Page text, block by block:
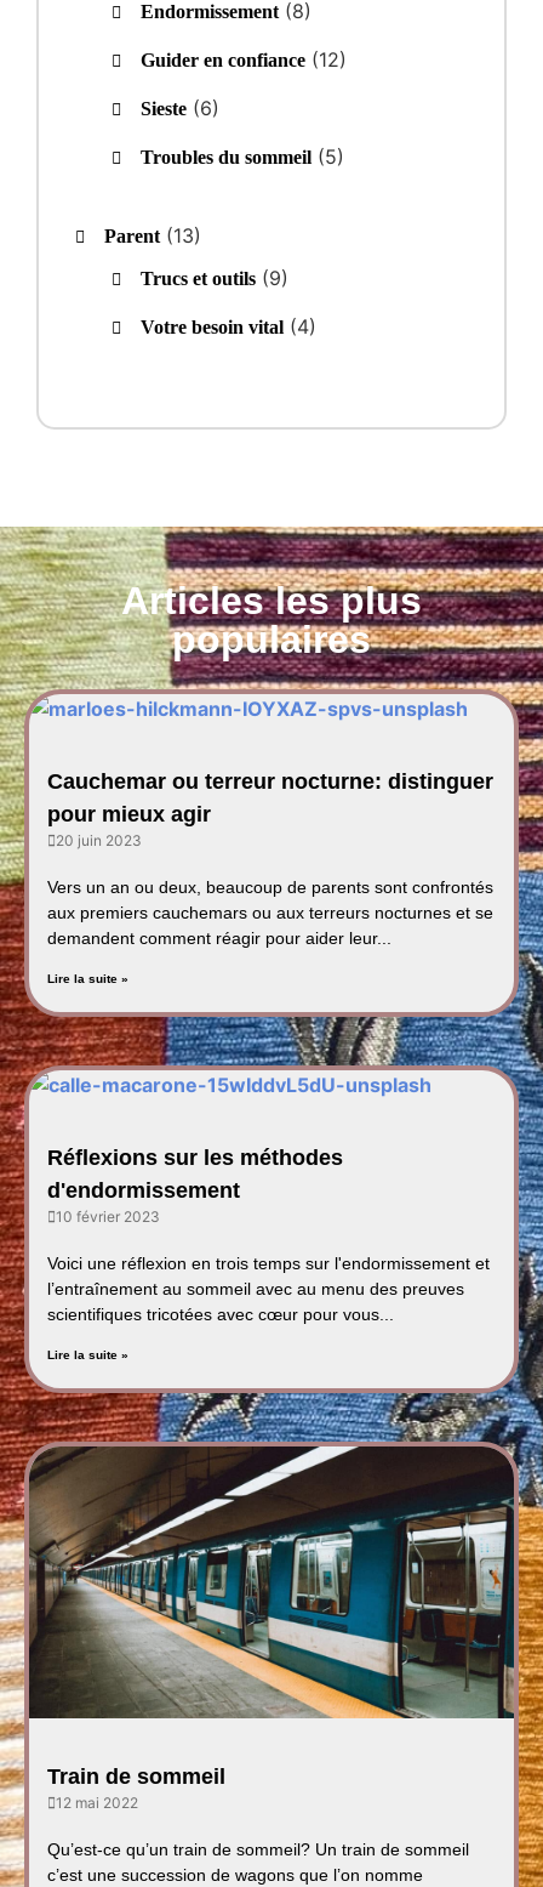
Endormissement (8)
Guider en confiance (12)
Sieste (6)
Troubles du sommeil (5)
Parent (13)
Trucs et outils (9)
Votre besoin vital (4)
Articles les plus
populaires
Cauchemar ou terreur nocturne: distinguer
pour mieux agir
20 juin 2023
Vers un an ou deux, beaucoup de parents sont confrontés
aux premiers cauchemars ou aux terreurs nocturnes et se
demandent comment réagir pour aider leur...
Lire la suite »
Réflexions sur les méthodes
d'endormissement
10 février 2023
Voici une réflexion en trois temps sur l'endormissement et
l’entraînement au sommeil avec au menu des preuves
scientifiques tricotées avec cœur pour vous...
Lire la suite »
Train de sommeil
12 mai 2022
Qu’est-ce qu’un train de sommeil? Un train de sommeil
c’est une succession de wagons que l’on nomme